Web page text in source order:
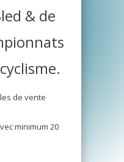
& de
de vente
minimum 20